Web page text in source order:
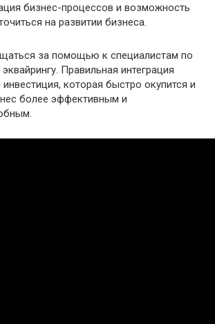
бизнес-процессов и возможность
на развитии бизнеса.
за помощью к специалистам по
Правильная интеграция
инвестиция, которая быстро окупится и
более эффективным и